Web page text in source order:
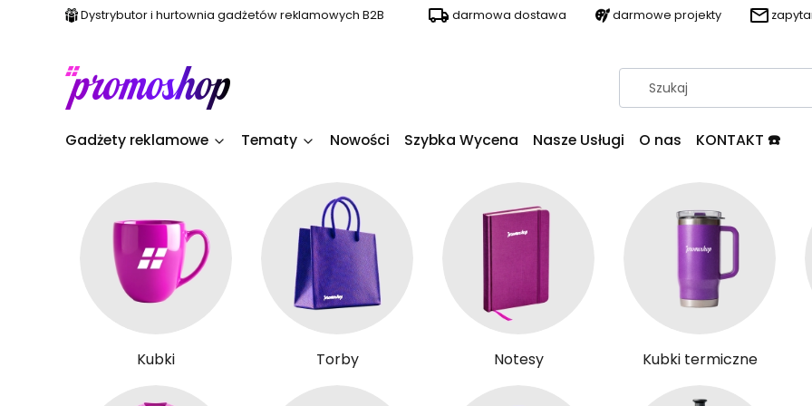
Dystrybutor i hurtownia gadżetów reklamowych B2B darmowa dostawa darmowe projekty
Gadżety reklamowe Tematy Nowości Szybka Wycena Nasze Usługi O nas KONTAKT ☎️
Kubki Torby Notesy Kubki termiczne